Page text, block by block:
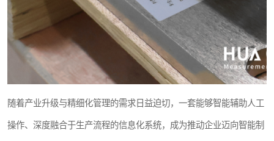
随着产业升级与精细化管理的需求日益迫切，一套能够智能辅助人工
操作、深度融合于生产流程的信息化系统，成为推动企业迈向智能制